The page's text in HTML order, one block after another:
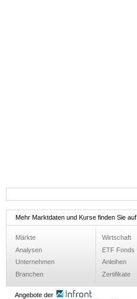
Mehr Marktdaten und Kurse finden Sie auf
Märkte
Analysen
Unternehmen
Branchen
Wirtschaft
ETF Fonds
Anleihen
Zertifikate
Angebote der